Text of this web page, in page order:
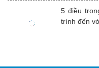
5 điều
trình đến